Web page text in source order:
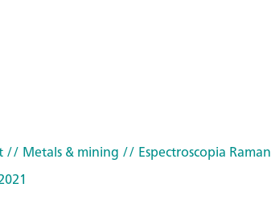
// Metals & mining // Espectroscopia Raman